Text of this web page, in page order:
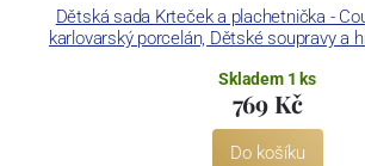
Dětská sada Krteček a plachetnička -
karlovarský porcelán, Dětské soupravy a
Skladem 1 ks
769 Kč
Do košíku